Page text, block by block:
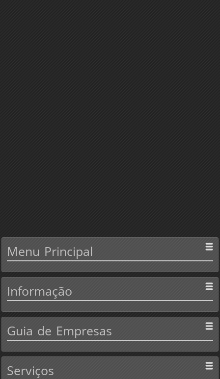
Menu Principal
Informação
Guia de Empresas
Serviços